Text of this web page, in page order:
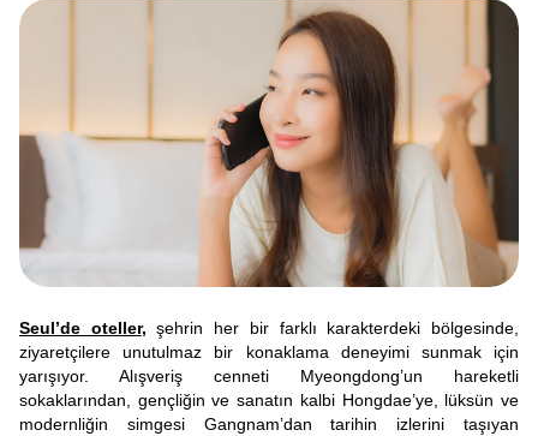
Seul’de oteller, şehrin her bir farklı karakterdeki bölgesinde,
ziyaretçilere unutulmaz bir konaklama deneyimi sunmak için
yarışıyor. Alışveriş cenneti Myeongdong’un hareketli
sokaklarından, gençliğin ve sanatın kalbi Hongdae’ye, lüksün ve
modernliğin simgesi Gangnam’dan tarihin izlerini taşıyan